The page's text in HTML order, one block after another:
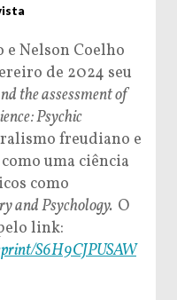
Nelson Coelho
de 2024 seu
the assessment of
Psychic
freudiano e
uma ciência
como
and Psychology. O
link:
S6H9CJPUSAW